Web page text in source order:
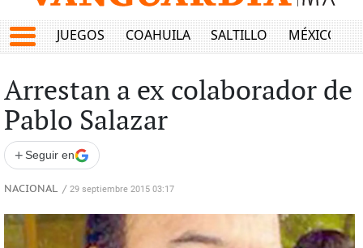
JUEGOS COAHUILA SALTILLO MÉXICO
Arrestan a ex colaborador de
Pablo Salazar
+ Seguir en
NACIONAL / 29 septiembre 2015 03:17